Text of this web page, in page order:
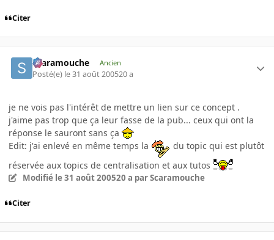
Citer
Scaramouche Ancien
Posté(e) le 31 août 200520 a
je ne vois pas l'intérêt de mettre un lien sur ce concept .
j'aime pas trop que ça leur fasse de la pub... ceux qui ont la
réponse le sauront sans ça
Edit: j'ai enlevé en même temps la
du topic qui est plutôt
réservée aux topics de centralisation et aux tutos
Modifié le 31 août 200520 a par Scaramouche
Citer